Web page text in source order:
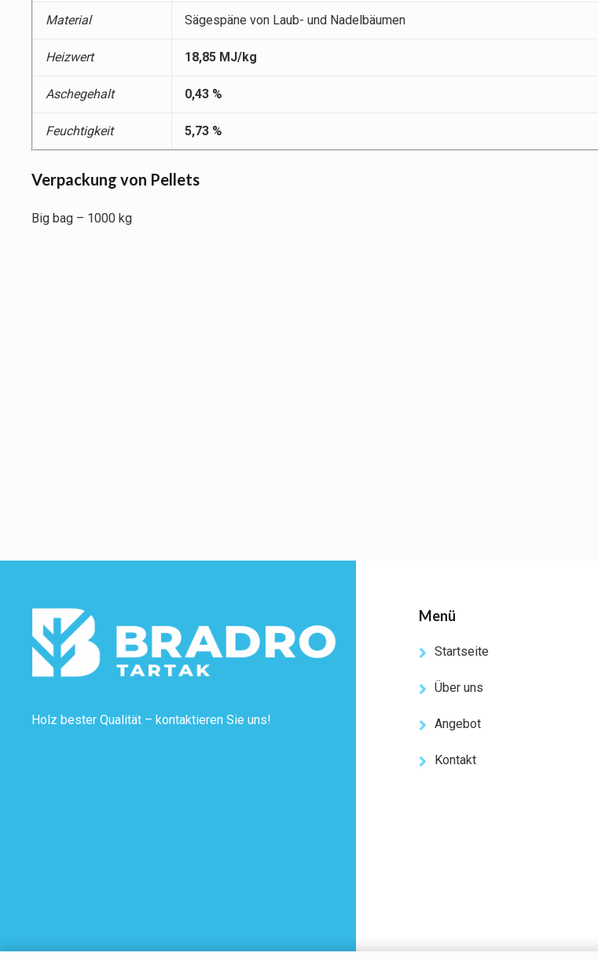
Material Sägespäne von Laub- und Nadelbäumen
Heizwert 18,85 MJ/kg
Aschegehalt 0,43 %
Feuchtigkeit 5,73 %
Verpackung von Pellets
Big bag – 1000 kg
Holz bester Qualität – kontaktieren Sie uns!
Menü
Startseite
Über uns
Angebot
Kontakt